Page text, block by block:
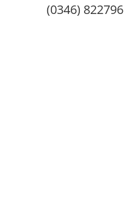
(0346) 822796